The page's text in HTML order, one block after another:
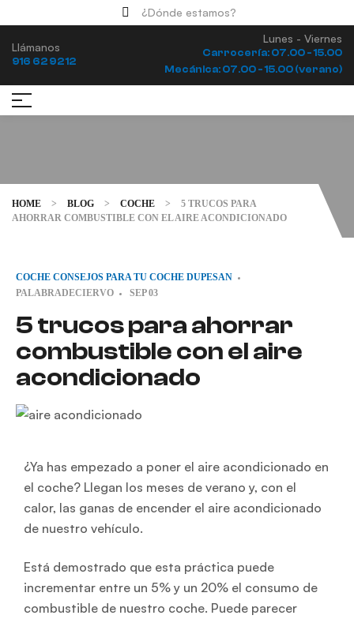
¿Dónde estamos?
Llámanos
916 62 92 12
Lunes - Viernes
Carrocería: 07.00 - 15.00
Mecánica: 07.00 - 15.00 (verano)
HOME > BLOG > COCHE >
5 TRUCOS PARA
AHORRAR COMBUSTIBLE CON EL AIRE ACONDICIONADO
COCHE CONSEJOS PARA TU COCHE DUPESAN
PALABRADECIERVO
SEP03
5 trucos para ahorrar
combustible con el aire
acondicionado
¿Ya has empezado a poner el aire acondicionado en
el coche? Llegan los meses de verano y, con el
calor, las ganas de encender el aire acondicionado
de nuestro vehículo.
Está demostrado que esta práctica puede
incrementar entre un 5% y un 20% el consumo de
combustible de nuestro coche. Puede parecer